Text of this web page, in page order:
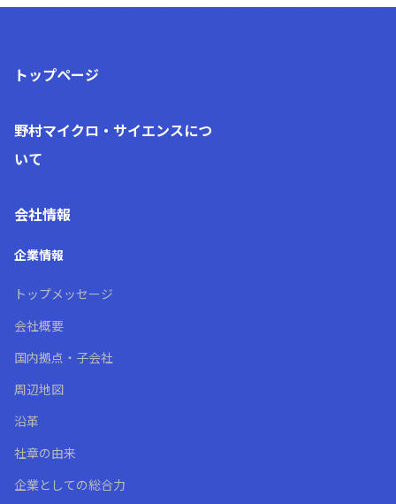
トップページ
野村マイクロ・サイエンスにつ
いて
会社情報
企業情報
トップメッセージ
会社概要
国内拠点・子会社
周辺地図
沿革
社章の由来
企業としての総合力